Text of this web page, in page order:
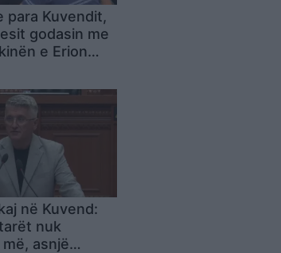
para Kuvendit,
godasin me
e Erion
drejt Policisë
në Kuvend:
nuk
asnjë